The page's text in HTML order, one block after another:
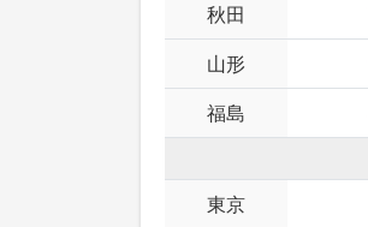
秋田
山形
福島
東京